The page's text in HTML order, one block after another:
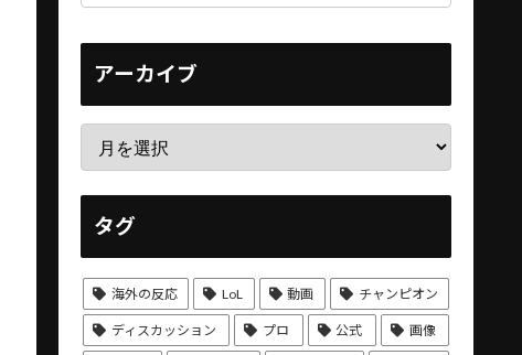
アーカイブ
タグ
海外の反応 LoL 動画 チャンピオン
ディスカッション プロ 公式 画像